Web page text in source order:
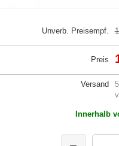
Unverb. Preisempf.
Preis
Versand
Innerhalb